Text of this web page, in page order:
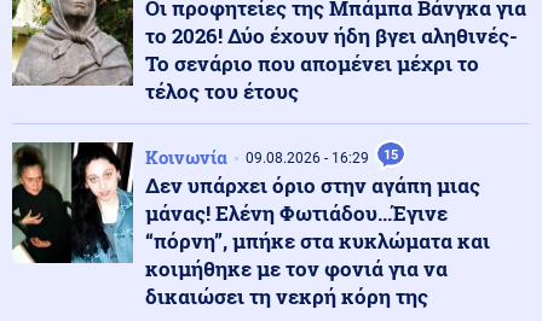
Κοινωνία 09.08.2026 - 23:08
Κυκλοφοριακές ρυθμίσεις στη λεωφόρο Σχιστού, λόγω
εκτέλεσης εργασιών
Ένοπλες Συρράξεις 09.08.2026 - 23:05
Νέες επιθέσεις των Χούθι στην πόλη Μόχα
Πολιτική 09.08.2026 - 23:02
Οι προφητείες της Μπάμπα Βάνγκα για
το 2026! Δύο έχουν ήδη βγει αληθινές-
Το σενάριο που απομένει μέχρι το
τέλος του έτους
Κοινωνία 09.08.2026 - 16:29 15
Δεν υπάρχει όριο στην αγάπη μιας
μάνας! Ελένη Φωτιάδου...Έγινε
“πόρνη”, μπήκε στα κυκλώματα και
κοιμήθηκε με τον φονιά για να
δικαιώσει τη νεκρή κόρη της